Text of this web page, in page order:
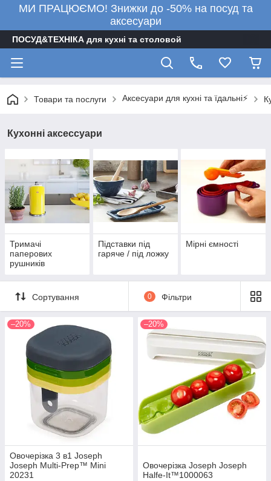
МИ ПРАЦЮЄМО! Знижки до -50% на посуд та
аксесуари
ПОСУД&ТЕХНІКА для кухні та столовой
Товари та послуги Аксесуари для кухні та їдальні⚡
Кухонні аксессуари
Тримачі
паперових
рушників
Підставки під
гаряче / під ложку
Мірні ємності
Сортування 0 Фільтри
–20%
Овочерізка 3 в1 Joseph
Joseph Multi-Prep™ Mini
20231
–20%
Овочерізка Joseph Joseph
Halfe-It™1000063